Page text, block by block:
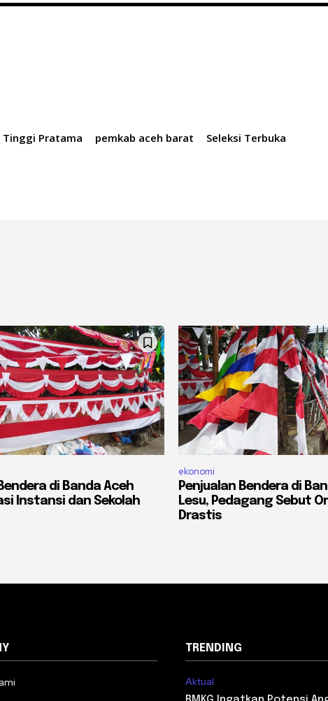
Tinggi Pratama pemkab aceh barat Seleksi Terbuka
di Banda Aceh
Instansi dan Sekolah
ekonomi
Penjualan Bendera di
Lesu, Pedagang Sebut
Drastis
TRENDING
Aktual